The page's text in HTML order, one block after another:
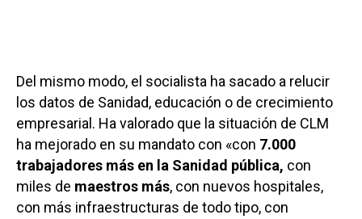
Del mismo modo, el socialista ha sacado a relucir
los datos de Sanidad, educación o de crecimiento
empresarial. Ha valorado que la situación de CLM
ha mejorado en su mandato con «con 7.000
trabajadores más en la Sanidad pública, con
miles de maestros más, con nuevos hospitales,
con más infraestructuras de todo tipo, con